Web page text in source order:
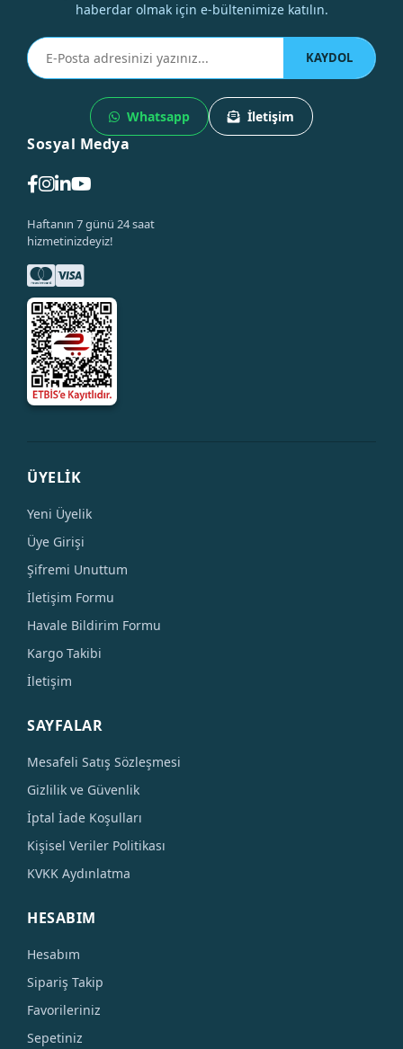
haberdar olmak için e-bültenimize katılın.
KAYDOL
Whatsapp İletişim
Sosyal Medya
Haftanın 7 günü 24 saat
hizmetinizdeyiz!
ÜYELİK
Yeni Üyelik
Üye Girişi
Şifremi Unuttum
İletişim Formu
Havale Bildirim Formu
Kargo Takibi
İletişim
SAYFALAR
Mesafeli Satış Sözleşmesi
Gizlilik ve Güvenlik
İptal İade Koşulları
Kişisel Veriler Politikası
KVKK Aydınlatma
HESABIM
Hesabım
Sipariş Takip
Favorileriniz
Sepetiniz